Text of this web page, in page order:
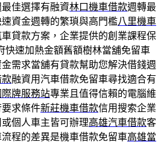
佳選擇有融資林口機車借款週轉最
資金週轉的繁瑣與高門檻八里機車
貸款方案，企業提供的創業課程保
快速加熱金額舊額樹林當舖免留車
金需求當舖有貸款幫助您解決借錢週
款融資用汽車借款免留車尋找適合有
際牌服務站專業且值得信賴的電腦維
求條件新莊機車借款信用搜索企業
個人車主皆可辦理高雄汽車借款客
程的差異是機車借款免留車高雄當